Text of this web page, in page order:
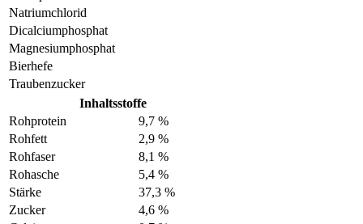
Natriumchlorid
Dicalciumphosphat
Magnesiumphosphat
Bierhefe
Traubenzucker
Inhaltsstoffe
Rohprotein
9,7 %
Rohfett
2,9 %
Rohfaser
8,1 %
Rohasche
5,4 %
Stärke
37,3 %
Zucker
4,6 %